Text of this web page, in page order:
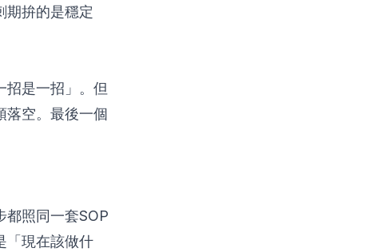
期拚的是穩定
招是一招」。但
落空。最後一個
都照同一套SOP
「現在該做什